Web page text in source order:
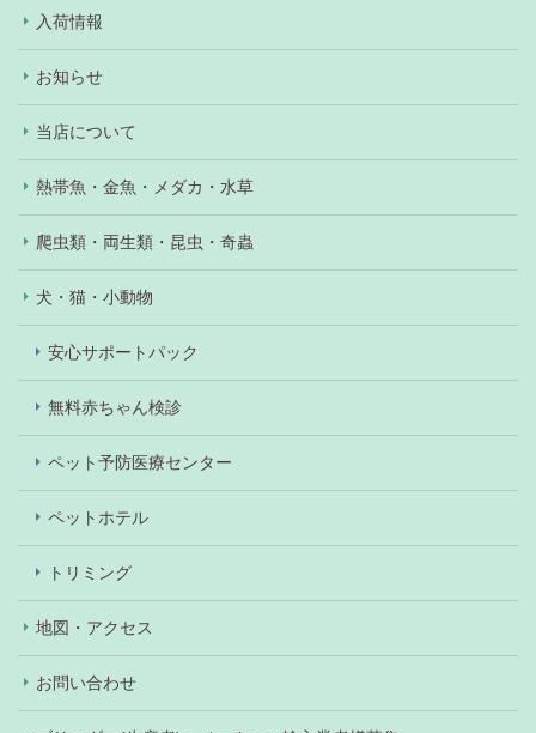
入荷情報
お知らせ
当店について
熱帯魚・金魚・メダカ・水草
爬虫類・両生類・昆虫・奇蟲
犬・猫・小動物
安心サポートパック
無料赤ちゃん検診
ペット予防医療センター
ペットホテル
トリミング
地図・アクセス
お問い合わせ